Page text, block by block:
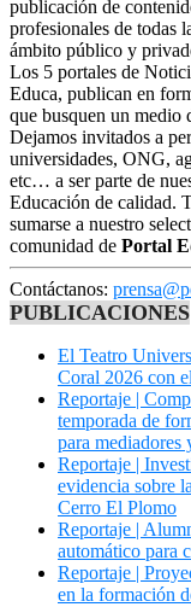
publicación de
profesionales de todas
ámbito público y
Los 5 portales de
Educa, publican en
que busquen un medio
Dejamos invitados a
universidades, ONG,
etc… a ser parte de
Educación de calidad.
sumarse a nuestro
comunidad de Portal
Contáctanos:
PUBLICACIONES
El Teatro
Coral 2026 con
Reportaje |
temporada de
para mediadores
Reportaje |
evidencia sobre
Cerro El Plomo
Reportaje |
automático para
Reportaje |
en la formación